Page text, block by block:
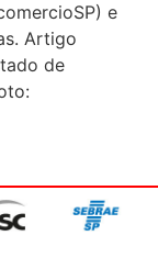
e
Artigo
de